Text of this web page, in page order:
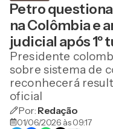
Petro
na Colômbia e
judicial após 1º
Presidente
sobre sistema de
reconhecerá
oficial
Por: Redação
01/06/2026 às 09:17